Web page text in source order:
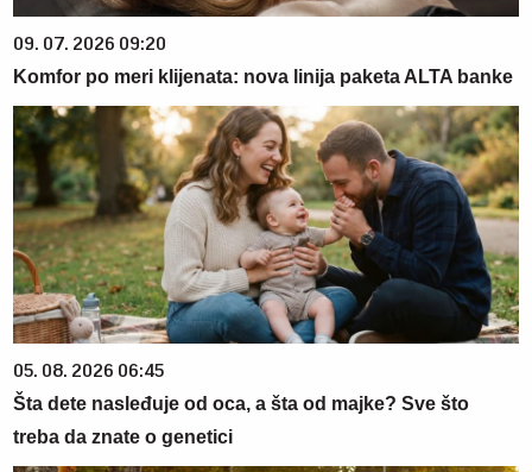
09. 07. 2026 09:20
Komfor po meri klijenata: nova linija paketa ALTA banke
05. 08. 2026 06:45
Šta dete nasleđuje od oca, a šta od majke? Sve što
treba da znate o genetici